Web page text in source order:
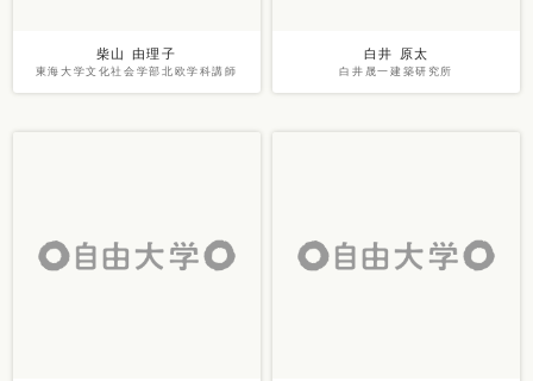
柴山 由理子
東海大学文化社会学部北欧学科講師
白井 原太
白井晟一建築研究所